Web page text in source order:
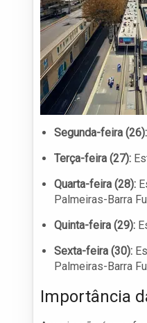
Segunda-feira (26):
Terça-feira (27):
Quarta-feira (28):
Palmeiras-Barra
Quinta-feira (29):
Sexta-feira (30):
Palmeiras-Barra
Importância